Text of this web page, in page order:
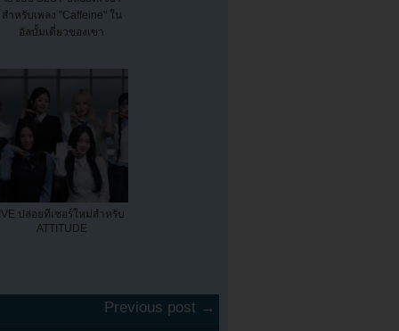
สำหรับเพลง "Caffeine" ใน
อัลบั้มเดี่ยวของเขา
IVE ปล่อยทีเซอร์ใหม่สำหรับ
ATTITUDE
Previous post →